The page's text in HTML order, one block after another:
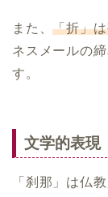
また、「折」
ネスメールの
す。
文学的表現
「刹那」は仏